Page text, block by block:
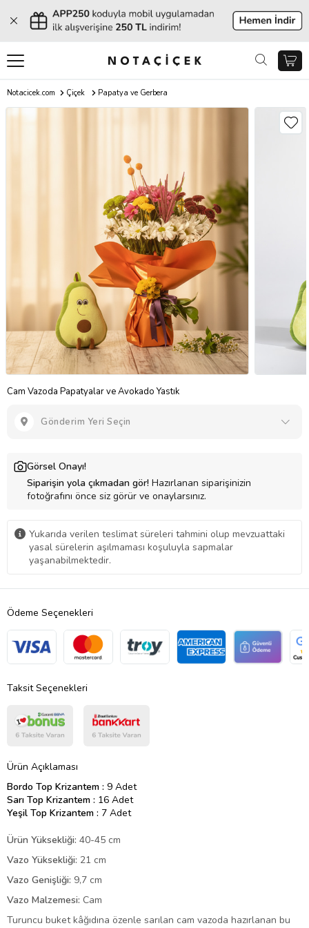
Notacicek.com Çiçek Papatya ve Gerbera
Cam Vazoda Papatyalar ve Avokado Yastık
Gönderim Yeri Seçin
Görsel Onayı!
Siparişin yola çıkmadan gör! Hazırlanan siparişinizin
fotoğrafını önce siz görür ve onaylarsınız.
Yukarıda verilen teslimat süreleri tahmini olup mevzuattaki
yasal sürelerin aşılmaması koşuluyla sapmalar
yaşanabilmektedir.
Ödeme Seçenekleri
Taksit Seçenekleri
Ürün Açıklaması
Bordo Top Krizantem : 9 Adet
Sarı Top Krizantem : 16 Adet
Yeşil Top Krizantem : 7 Adet
Ürün Yüksekliği: 40-45 cm
Vazo Yüksekliği: 21 cm
Vazo Genişliği: 9,7 cm
Vazo Malzemesi: Cam
Turuncu buket kâğıdına özenle sarılan cam vazoda hazırlanan bu